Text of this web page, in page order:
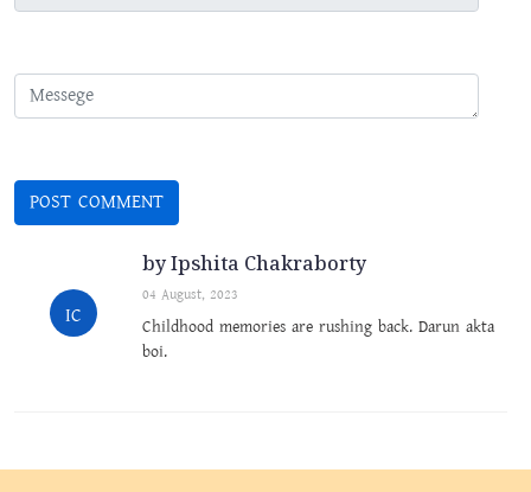
IC
by Ipshita Chakraborty
04 August, 2023
Childhood memories are rushing back. Darun akta
boi.